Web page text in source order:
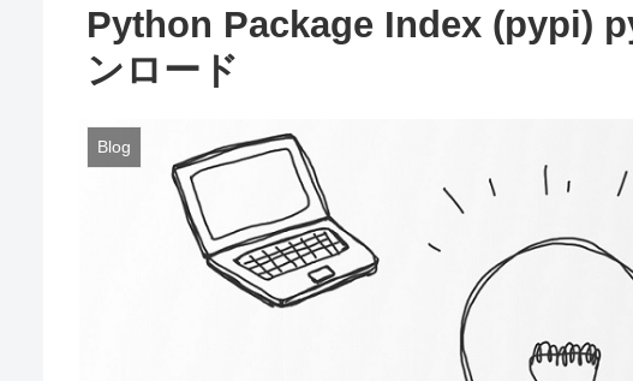
Python Package Index (pypi)
ンロード
Blog